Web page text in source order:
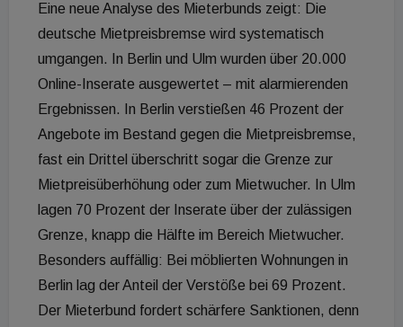
Eine neue Analyse des Mieterbunds zeigt: Die
deutsche Mietpreisbremse wird systematisch
umgangen. In Berlin und Ulm wurden über 20.000
Online-Inserate ausgewertet – mit alarmierenden
Ergebnissen. In Berlin verstießen 46 Prozent der
Angebote im Bestand gegen die Mietpreisbremse,
fast ein Drittel überschritt sogar die Grenze zur
Mietpreisüberhöhung oder zum Mietwucher. In Ulm
lagen 70 Prozent der Inserate über der zulässigen
Grenze, knapp die Hälfte im Bereich Mietwucher.
Besonders auffällig: Bei möblierten Wohnungen in
Berlin lag der Anteil der Verstöße bei 69 Prozent.
Der Mieterbund fordert schärfere Sanktionen, denn